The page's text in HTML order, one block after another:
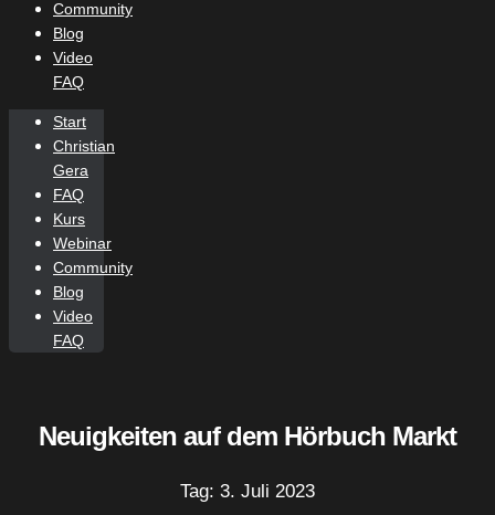
Community
Blog
Video
FAQ
Start
Christian
Gera
FAQ
Kurs
Webinar
Community
Blog
Video
FAQ
Neuigkeiten auf dem Hörbuch Markt
Tag: 3. Juli 2023